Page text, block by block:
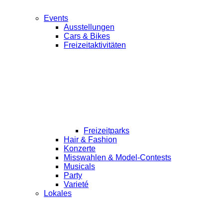
Events
Ausstellungen
Cars & Bikes
Freizeitaktivitäten
Freizeitparks
Hair & Fashion
Konzerte
Misswahlen & Model-Contests
Musicals
Party
Varieté
Lokales